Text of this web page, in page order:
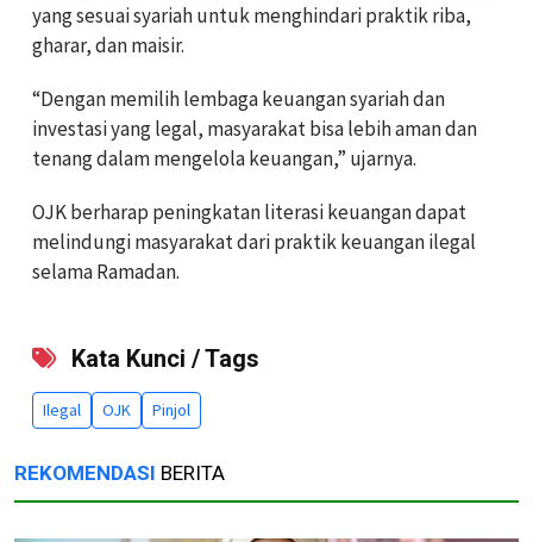
yang sesuai syariah untuk menghindari praktik riba,
gharar, dan maisir.
“Dengan memilih lembaga keuangan syariah dan
investasi yang legal, masyarakat bisa lebih aman dan
tenang dalam mengelola keuangan,” ujarnya.
OJK berharap peningkatan literasi keuangan dapat
melindungi masyarakat dari praktik keuangan ilegal
selama Ramadan.
Kata Kunci / Tags
Ilegal OJK Pinjol
REKOMENDASI BERITA